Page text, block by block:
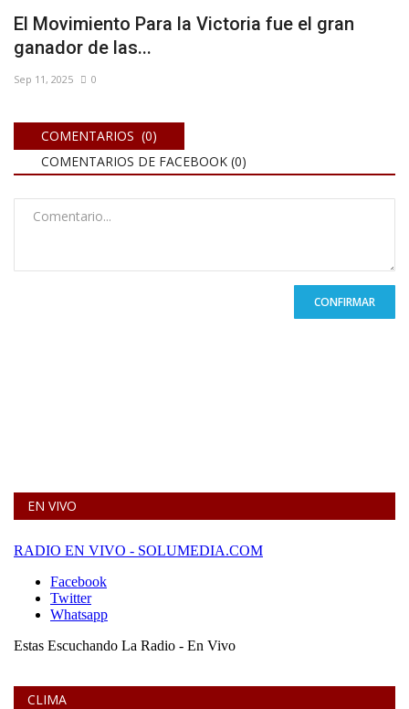
El Movimiento Para la Victoria fue el gran
ganador de las...
Sep 11, 2025 0
COMENTARIOS (0)
COMENTARIOS DE FACEBOOK (0)
CONFIRMAR
EN VIVO
CLIMA